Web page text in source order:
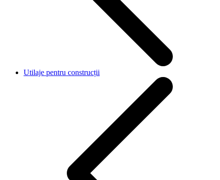
Utilaje pentru construcții